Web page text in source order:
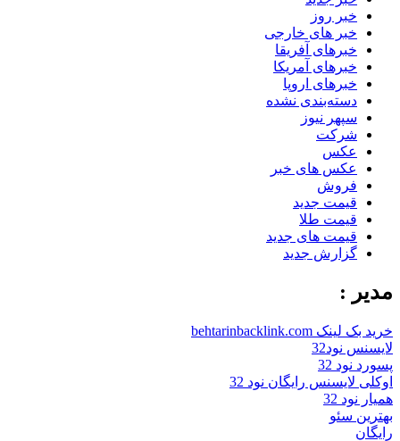
خبر روز
خبر های خارجی
خبرهای آفریقا
خبرهای آمریکا
خبرهای اروپا
دسته‌بندی نشده
سپهر نیوز
شرکت
عکس
عکس های خبر
فروش
قیمت جدید
قیمت طلا
قیمت های جدید
گزارش جدید
مدیر :
خرید بک لینک behtarinbacklink.com
لایسنس نود32
پسورد نود 32
اوکلی لایسنس رایگان نود 32
همیار نود 32
بهترین سئو
رایگان